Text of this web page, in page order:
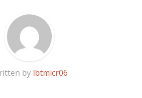
by lbtmicr06